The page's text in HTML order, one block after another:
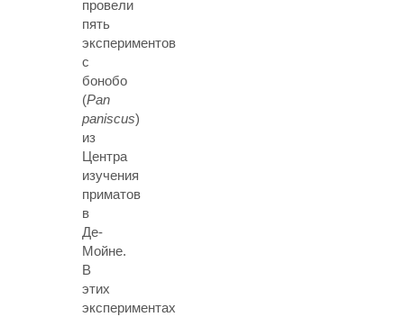
провели
пять
экспериментов
с
бонобо
(Pan
paniscus)
из
Центра
изучения
приматов
в
Де-
Мойне.
В
этих
экспериментах